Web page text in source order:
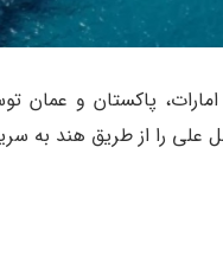
علی را از طریق هند به